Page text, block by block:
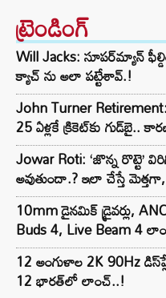
ట్రెండింగ్‌
Will Jacks: సూపర్‌మ్యాన్
క్యాచ్ ను అలా పట్టేశావ్.!
John Turner
25 ఏళ్లకే క్రికెట్‌కు గుడ్‌బై..
Jowar Roti: ‘జొన్న రొట్టె’
అవుతుందా.? ఇలా చేస్తే
10mm డైనమిక్ డ్రైవర్లు,
Buds 4, Live Beam 4
12 అంగుళాల 2K 90Hz
12 భారత్‌లో లాంచ్..!